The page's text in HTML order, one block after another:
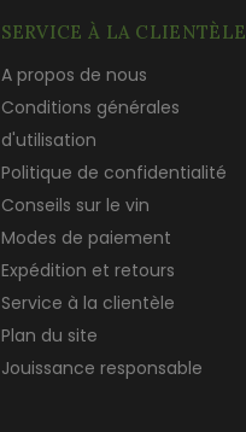
SERVICE À LA CLIENTÈLE
A propos de nous
Conditions générales
d'utilisation
Politique de confidentialité
Conseils sur le vin
Modes de paiement
Expédition et retours
Service à la clientèle
Plan du site
Jouissance responsable